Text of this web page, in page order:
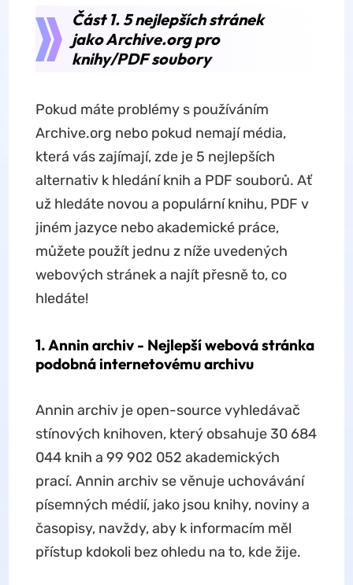
Část 1. 5 nejlepších stránek
jako Archive.org pro
knihy/PDF soubory
Pokud máte problémy s používáním
Archive.org nebo pokud nemají média,
která vás zajímají, zde je 5 nejlepších
alternativ k hledání knih a PDF souborů. Ať
už hledáte novou a populární knihu, PDF v
jiném jazyce nebo akademické práce,
můžete použít jednu z níže uvedených
webových stránek a najít přesně to, co
hledáte!
1. Annin archiv - Nejlepší webová stránka
podobná internetovému archivu
Annin archiv je open-source vyhledávač
stínových knihoven, který obsahuje 30 684
044 knih a 99 902 052 akademických
prací. Annin archiv se věnuje uchovávání
písemných médií, jako jsou knihy, noviny a
časopisy, navždy, aby k informacím měl
přístup kdokoli bez ohledu na to, kde žije.